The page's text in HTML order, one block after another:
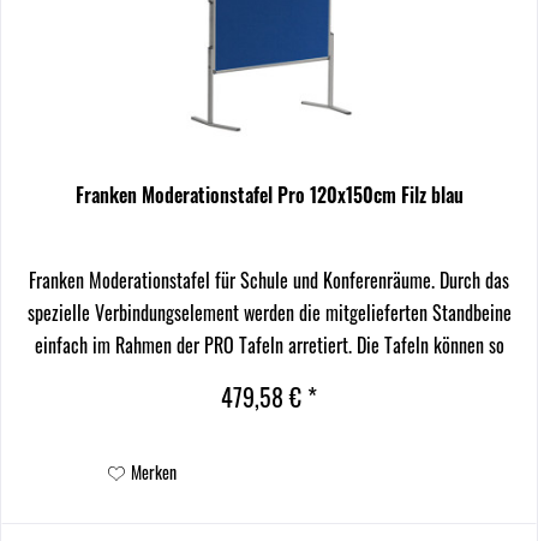
Franken Moderationstafel Pro 120x150cm Filz blau
Franken Moderationstafel für Schule und Konferenräume. Durch das
spezielle Verbindungselement werden die mitgelieferten Standbeine
einfach im Rahmen der PRO Tafeln arretiert. Die Tafeln können so
479,58 € *
Merken